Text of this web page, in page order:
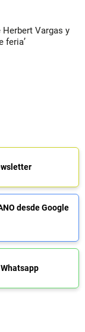
Vargas y
feria’
desde Google